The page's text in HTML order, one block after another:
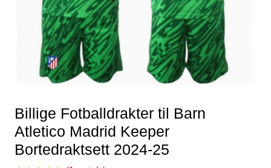
Billige Fotballdrakter til Barn
Atletico Madrid Keeper
Bortedraktsett 2024-25